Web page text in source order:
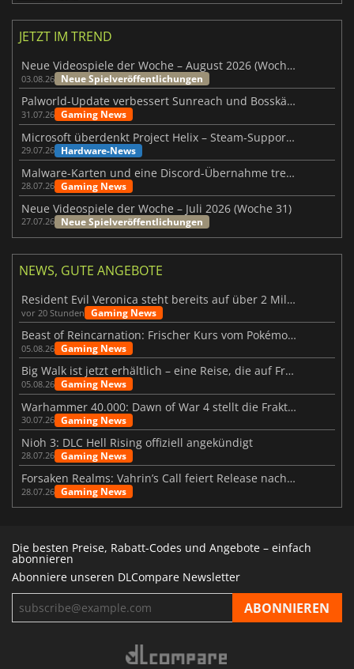
JETZT IM TREND
Neue Videospiele der Woche – August 2026 (Woche 32)
03.08.26 Neue Spielveröffentlichungen
Palworld-Update verbessert Sunreach und Bosskämpfe deutlich
31.07.26 Gaming News
Microsoft überdenkt Project Helix – Steam-Support gefährdet
29.07.26 Hardware-News
Malware-Karten und eine Discord-Übernahme treffen Meccha Chameleon
28.07.26 Gaming News
Neue Videospiele der Woche – Juli 2026 (Woche 31)
27.07.26 Neue Spielveröffentlichungen
NEWS, GUTE ANGEBOTE
Resident Evil Veronica steht bereits auf über 2 Millionen Wunschlisten
vor 20 Stunden Gaming News
Beast of Reincarnation: Frischer Kurs vom Pokémon-Studio
05.08.26 Gaming News
Big Walk ist jetzt erhältlich – eine Reise, die auf Freundschaft basiert
05.08.26 Gaming News
Warhammer 40.000: Dawn of War 4 stellt die Fraktion der Necrons vor
30.07.26 Gaming News
Nioh 3: DLC Hell Rising offiziell angekündigt
28.07.26 Gaming News
Forsaken Realms: Vahrin’s Call feiert Release nach 10 Jahren
28.07.26 Gaming News
Die besten Preise, Rabatt-Codes und Angebote – einfach
abonnieren
Abonniere unseren DLCompare Newsletter